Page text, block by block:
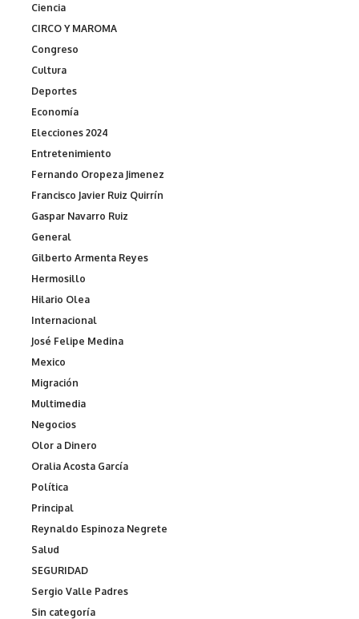
Ciencia
CIRCO Y MAROMA
Congreso
Cultura
Deportes
Economía
Elecciones 2024
Entretenimiento
Fernando Oropeza Jimenez
Francisco Javier Ruiz Quirrín
Gaspar Navarro Ruiz
General
Gilberto Armenta Reyes
Hermosillo
Hilario Olea
Internacional
José Felipe Medina
Mexico
Migración
Multimedia
Negocios
Olor a Dinero
Oralia Acosta García
Política
Principal
Reynaldo Espinoza Negrete
Salud
SEGURIDAD
Sergio Valle Padres
Sin categoría